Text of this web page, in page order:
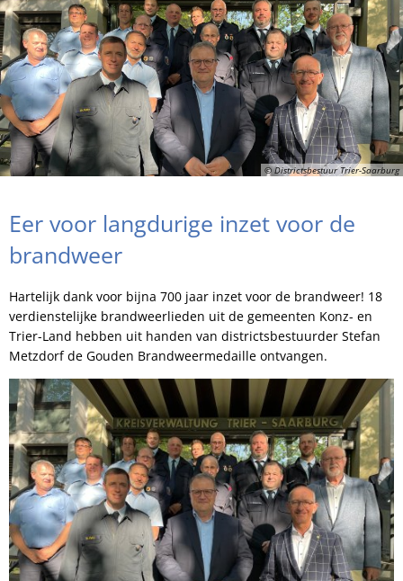
© Districtsbestuur Trier-Saarburg
Eer voor langdurige inzet voor de
brandweer
Hartelijk dank voor bijna 700 jaar inzet voor de brandweer! 18
verdienstelijke brandweerlieden uit de gemeenten Konz- en
Trier-Land hebben uit handen van districtsbestuurder Stefan
Metzdorf de Gouden Brandweermedaille ontvangen.